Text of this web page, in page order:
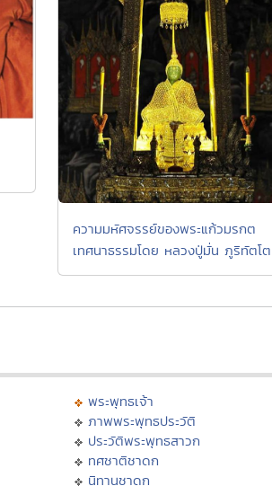
ความมหัศจรรย์ของพระแก้วมรกต
เทศนาธรรมโดย หลวงปู่มั่น ภูริทัตโต
พระพุทธเจ้า
ภาพพระพุทธประวัติ
ประวัติพระพุทธสาวก
ทศชาติชาดก
นิทานชาดก